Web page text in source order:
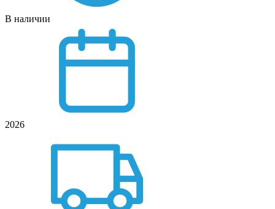
В наличии
2026